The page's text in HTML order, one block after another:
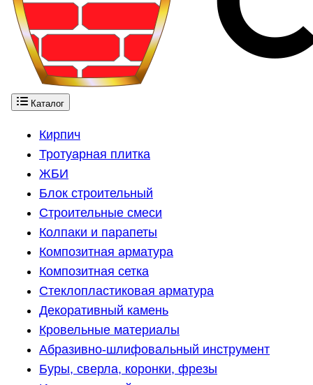
Каталог
Кирпич
Тротуарная плитка
ЖБИ
Блок строительный
Строительные смеси
Колпаки и парапеты
Композитная арматура
Композитная сетка
Стеклопластиковая арматура
Декоративный камень
Кровельные материалы
Абразивно-шлифовальный инструмент
Буры, сверла, коронки, фрезы